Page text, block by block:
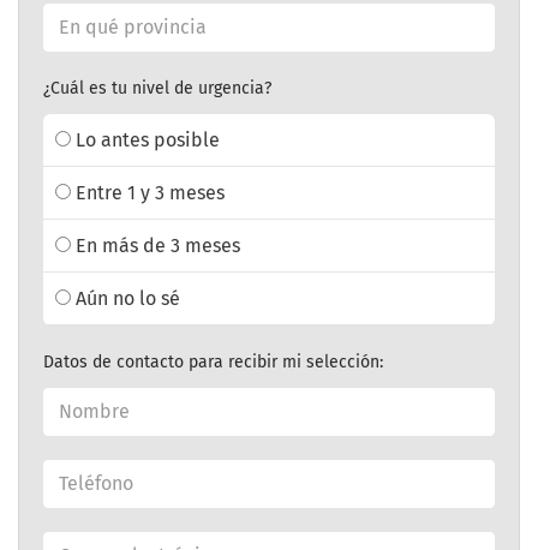
¿Cuál es tu nivel de urgencia?
Lo antes posible
Entre 1 y 3 meses
En más de 3 meses
Aún no lo sé
Datos de contacto para recibir mi selección: